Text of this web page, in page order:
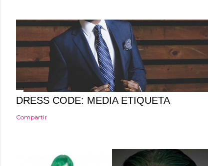
t
r
i
DRESS CODE: MEDIA ETIQUETA
Compartir